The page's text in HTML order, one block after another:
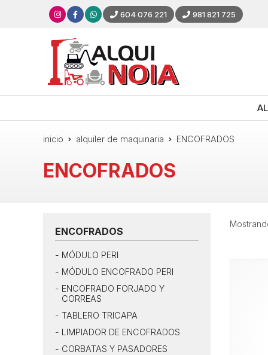
604 076 221 981 821 725
inicio alquiler de maquinaria ENCOFRADOS
ENCOFRADOS
ENCOFRADOS
MÓDULO PERI
MÓDULO ENCOFRADO PERI
ENCOFRADO FORJADO Y
CORREAS
TABLERO TRICAPA
LIMPIADOR DE ENCOFRADOS
CORBATAS Y PASADORES